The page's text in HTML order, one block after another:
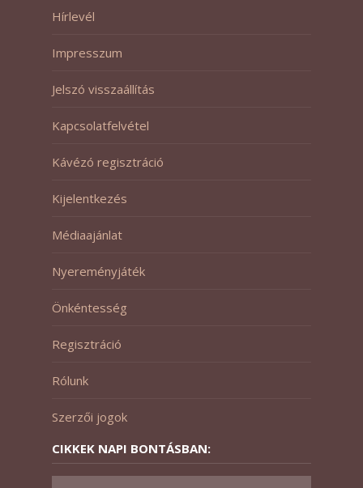
Hírlevél
Impresszum
Jelszó visszaállítás
Kapcsolatfelvétel
Kávézó regisztráció
Kijelentkezés
Médiaajánlat
Nyereményjáték
Önkéntesség
Regisztráció
Rólunk
Szerzői jogok
CIKKEK NAPI BONTÁSBAN: